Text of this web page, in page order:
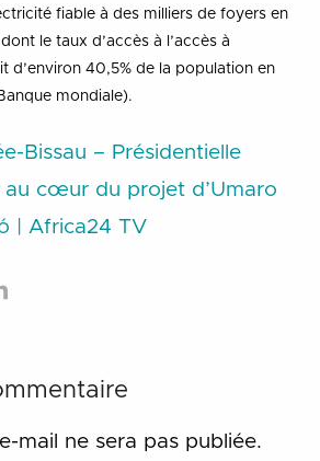
fiable à des milliers de foyers en
le taux d’accès à l’accès à
d’environ 40,5% de la population en
mondiale).
Bissau – Présidentielle
au cœur du projet d’Umaro
| Africa24 TV
mail ne sera pas publiée.